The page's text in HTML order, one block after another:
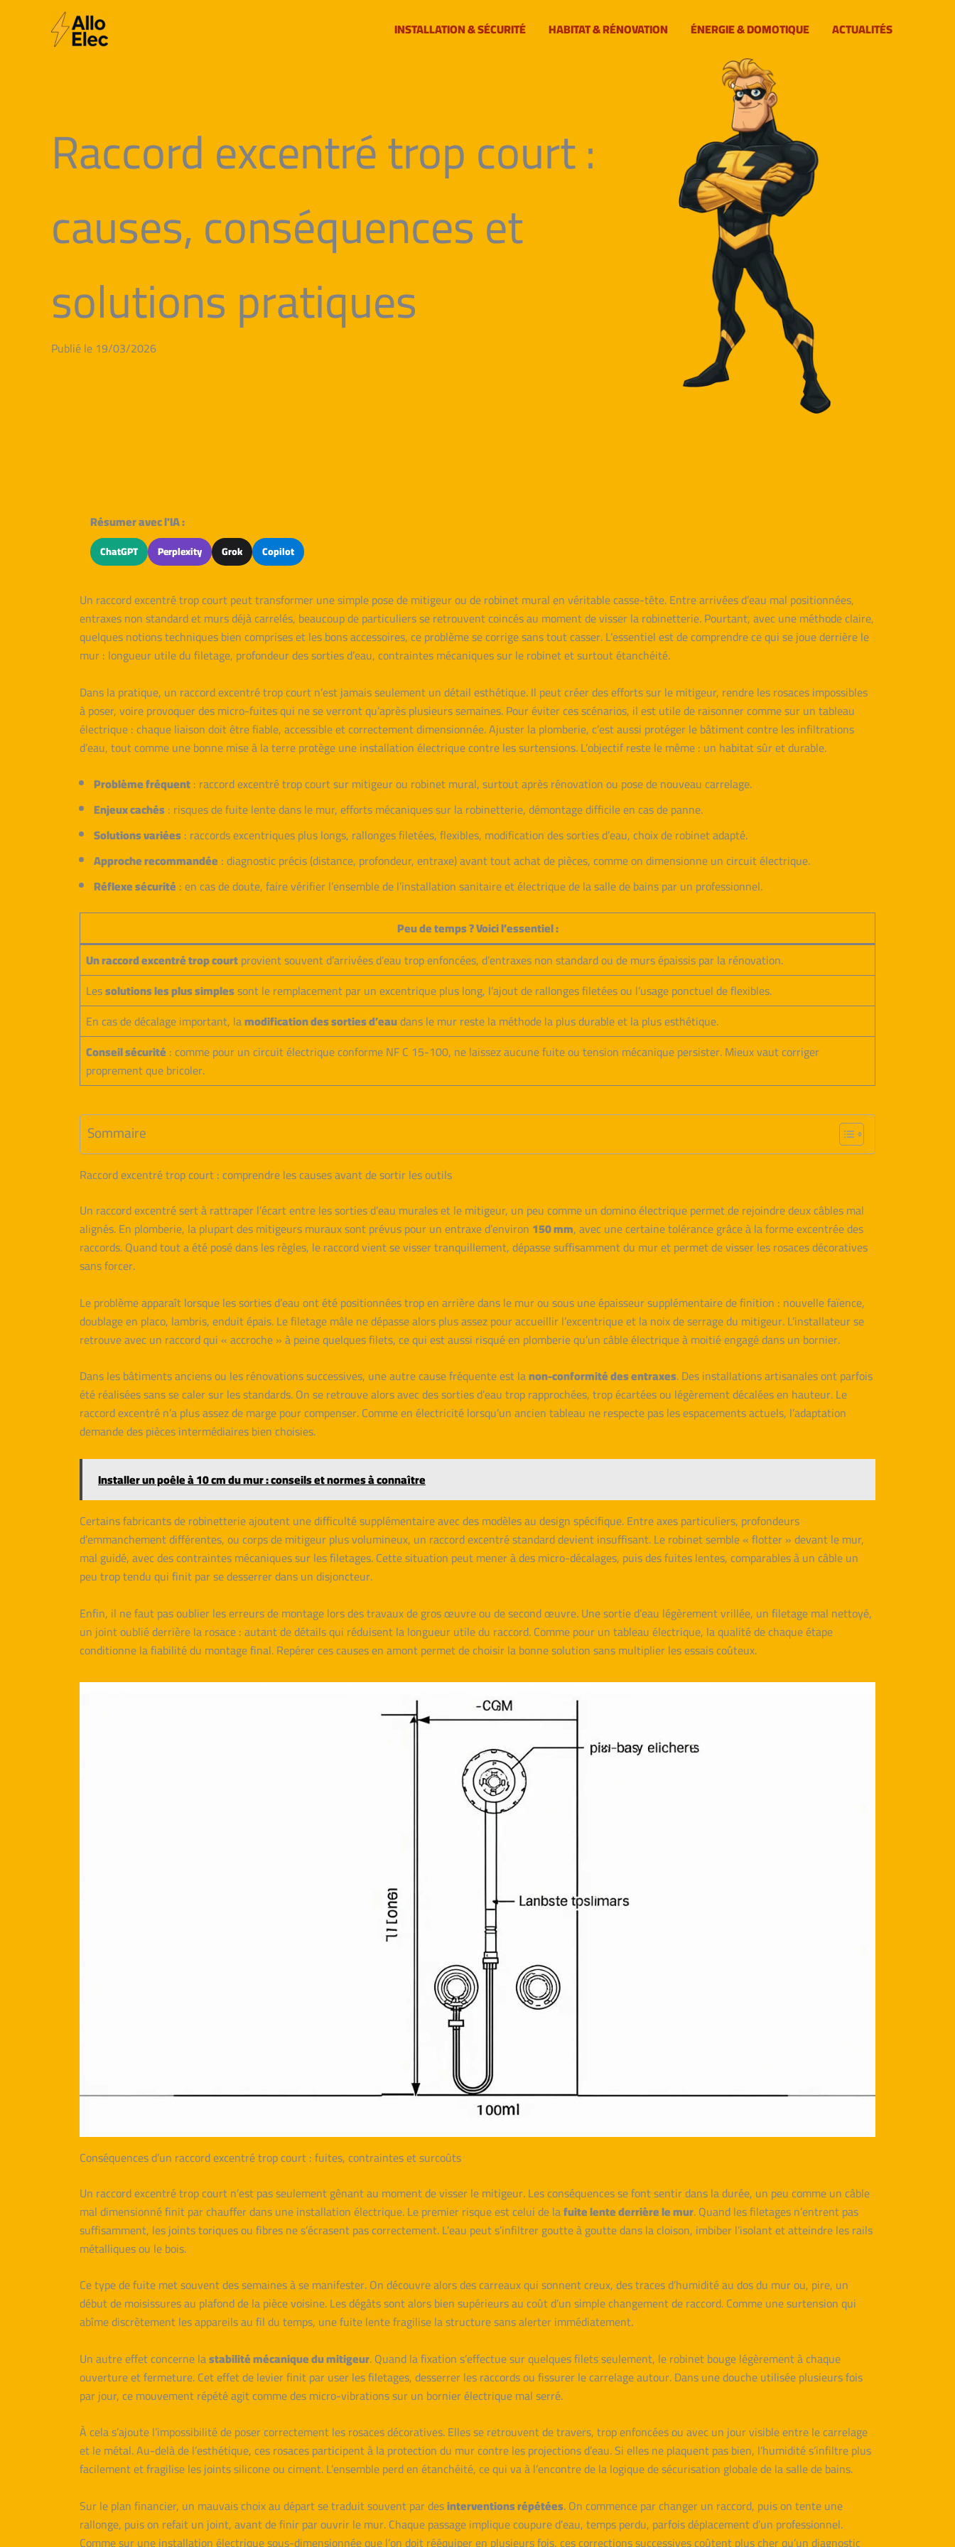
INSTALLATION & SÉCURITÉ HABITAT & RÉNOVATION ÉNERGIE & DOMOTIQUE ACTUALITÉS
Raccord excentré trop court :
causes, conséquences et
solutions pratiques
Publié le 19/03/2026
Résumer avec l'IA :
ChatGPT Perplexity Grok Copilot
Un raccord excentré trop court peut transformer une simple pose de mitigeur ou de robinet mural en véritable casse-tête. Entre arrivées d’eau mal positionnées,
entraxes non standard et murs déjà carrelés, beaucoup de particuliers se retrouvent coincés au moment de visser la robinetterie. Pourtant, avec une méthode claire,
quelques notions techniques bien comprises et les bons accessoires, ce problème se corrige sans tout casser. L’essentiel est de comprendre ce qui se joue derrière le
mur : longueur utile du filetage, profondeur des sorties d’eau, contraintes mécaniques sur le robinet et surtout étanchéité.
Dans la pratique, un raccord excentré trop court n’est jamais seulement un détail esthétique. Il peut créer des efforts sur le mitigeur, rendre les rosaces impossibles
à poser, voire provoquer des micro-fuites qui ne se verront qu’après plusieurs semaines. Pour éviter ces scénarios, il est utile de raisonner comme sur un tableau
électrique : chaque liaison doit être fiable, accessible et correctement dimensionnée. Ajuster la plomberie, c’est aussi protéger le bâtiment contre les infiltrations
d’eau, tout comme une bonne mise à la terre protège une installation électrique contre les surtensions. L’objectif reste le même : un habitat sûr et durable.
Problème fréquent: raccord excentré trop court sur mitigeur ou robinet mural, surtout après rénovation ou pose de nouveau carrelage.
Enjeux cachés: risques de fuite lente dans le mur, efforts mécaniques sur la robinetterie, démontage difficile en cas de panne.
Solutions variées: raccords excentriques plus longs, rallonges filetées, flexibles, modification des sorties d’eau, choix de robinet adapté.
Approche recommandée : diagnostic précis (distance, profondeur, entraxe) avant tout achat de pièces, comme on dimensionne un circuit électrique.
Réflexe sécurité : en cas de doute, faire vérifier l’ensemble de l’installation sanitaire et électrique de la salle de bains par un professionnel.
Peu de temps ? Voici l’essentiel :
Un raccord excentré trop courtprovient souvent d’arrivées d’eau trop enfoncées, d’entraxes non standard ou de murs épaissis par la rénovation.
Lessolutions les plus simplessont le remplacement par un excentrique plus long, l’ajout de rallonges filetées ou l’usage ponctuel de flexibles.
En cas de décalage important, lamodification des sorties d’eaudans le mur reste la méthode la plus durable et la plus esthétique.
Conseil sécurité : comme pour un circuit électrique conforme NF C 15-100, ne laissez aucune fuite ou tension mécanique persister. Mieux vaut corriger
proprement que bricoler.
Sommaire
Raccord excentré trop court : comprendre les causes avant de sortir les outils
Un raccord excentré sert à rattraper l’écart entre les sorties d’eau murales et le mitigeur, un peu comme un domino électrique permet de rejoindre deux câbles mal
alignés. En plomberie, la plupart des mitigeurs muraux sont prévus pour un entraxe d’environ 150 mm, avec une certaine tolérance grâce à la forme excentrée des
raccords. Quand tout a été posé dans les règles, le raccord vient se visser tranquillement, dépasse suffisamment du mur et permet de visser les rosaces décoratives
sans forcer.
Le problème apparaît lorsque les sorties d’eau ont été positionnées trop en arrière dans le mur ou sous une épaisseur supplémentaire de finition : nouvelle faïence,
doublage en placo, lambris, enduit épais. Le filetage mâle ne dépasse alors plus assez pour accueillir l’excentrique et la noix de serrage du mitigeur. L’installateur se
retrouve avec un raccord qui « accroche » à peine quelques filets, ce qui est aussi risqué en plomberie qu’un câble électrique à moitié engagé dans un bornier.
Dans les bâtiments anciens ou les rénovations successives, une autre cause fréquente est lanon-conformité des entraxes. Des installations artisanales ont parfois
été réalisées sans se caler sur les standards. On se retrouve alors avec des sorties d’eau trop rapprochées, trop écartées ou légèrement décalées en hauteur. Le
raccord excentré n’a plus assez de marge pour compenser. Comme en électricité lorsqu’un ancien tableau ne respecte pas les espacements actuels, l’adaptation
demande des pièces intermédiaires bien choisies.
Installer un poêle à 10 cm du mur : conseils et normes à connaître
Certains fabricants de robinetterie ajoutent une difficulté supplémentaire avec des modèles au design spécifique. Entre axes particuliers, profondeurs
d’emmanchement différentes, ou corps de mitigeur plus volumineux, un raccord excentré standard devient insuffisant. Le robinet semble « flotter » devant le mur,
mal guidé, avec des contraintes mécaniques sur les filetages. Cette situation peut mener à des micro-décalages, puis des fuites lentes, comparables à un câble un
peu trop tendu qui finit par se desserrer dans un disjoncteur.
Enfin, il ne faut pas oublier les erreurs de montage lors des travaux de gros œuvre ou de second œuvre. Une sortie d’eau légèrement vrillée, un filetage mal nettoyé,
un joint oublié derrière la rosace : autant de détails qui réduisent la longueur utile du raccord. Comme pour un tableau électrique, la qualité de chaque étape
conditionne la fiabilité du montage final. Repérer ces causes en amont permet de choisir la bonne solution sans multiplier les essais coûteux.
Conséquences d’un raccord excentré trop court : fuites, contraintes et surcoûts
Un raccord excentré trop court n’est pas seulement gênant au moment de visser le mitigeur. Les conséquences se font sentir dans la durée, un peu comme un câble
mal dimensionné finit par chauffer dans une installation électrique. Le premier risque est celui de lafuite lente derrière le mur. Quand les filetages n’entrent pas
suffisamment, les joints toriques ou fibres ne s’écrasent pas correctement. L’eau peut s’infiltrer goutte à goutte dans la cloison, imbiber l’isolant et atteindre les rails
métalliques ou le bois.
Ce type de fuite met souvent des semaines à se manifester. On découvre alors des carreaux qui sonnent creux, des traces d’humidité au dos du mur ou, pire, un
début de moisissures au plafond de la pièce voisine. Les dégâts sont alors bien supérieurs au coût d’un simple changement de raccord. Comme une surtension qui
abîme discrètement les appareils au fil du temps, une fuite lente fragilise la structure sans alerter immédiatement.
Un autre effet concerne lastabilité mécanique du mitigeur. Quand la fixation s’effectue sur quelques filets seulement, le robinet bouge légèrement à chaque
ouverture et fermeture. Cet effet de levier finit par user les filetages, desserrer les raccords ou fissurer le carrelage autour. Dans une douche utilisée plusieurs fois
par jour, ce mouvement répété agit comme des micro-vibrations sur un bornier électrique mal serré.
À cela s’ajoute l’impossibilité de poser correctement les rosaces décoratives. Elles se retrouvent de travers, trop enfoncées ou avec un jour visible entre le carrelage
et le métal. Au-delà de l’esthétique, ces rosaces participent à la protection du mur contre les projections d’eau. Si elles ne plaquent pas bien, l’humidité s’infiltre plus
facilement et fragilise les joints silicone ou ciment. L’ensemble perd en étanchéité, ce qui va à l’encontre de la logique de sécurisation globale de la salle de bains.
Sur le plan financier, un mauvais choix au départ se traduit souvent par desinterventions répétées. On commence par changer un raccord, puis on tente une
rallonge, puis on refait un joint, avant de finir par ouvrir le mur. Chaque passage implique coupure d’eau, temps perdu, parfois déplacement d’un professionnel.
Comme sur une installation électrique sous-dimensionnée que l’on doit rééquiper en plusieurs fois, ces corrections successives coûtent plus cher qu’un diagnostic